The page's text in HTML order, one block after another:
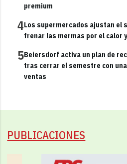
premium
4Los supermercados ajustan el
frenar las mermas por el calor
5Beiersdorf activa un plan de
tras cerrar el semestre con
ventas
PUBLICACIONES